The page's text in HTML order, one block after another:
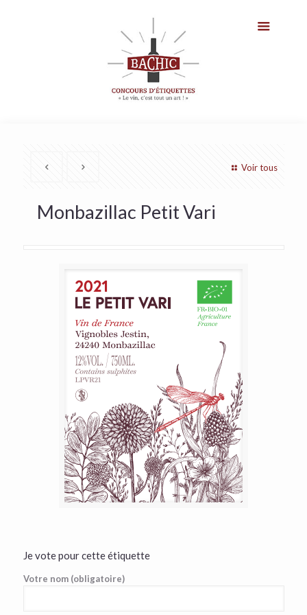
Voir tous
Monbazillac Petit Vari
Je vote pour cette étiquette
Votre nom (obligatoire)